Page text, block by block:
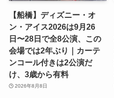
【船橋】ディズニー・オ
ン・アイス2026は9月26
日〜28日で全8公演、この
会場では2年ぶり｜カーテ